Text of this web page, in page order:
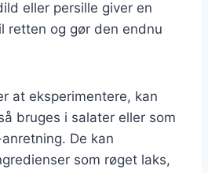
eller persille giver en
retten og gør den endnu
at eksperimentere, kan
bruges i salater eller som
De kan
som røget laks,